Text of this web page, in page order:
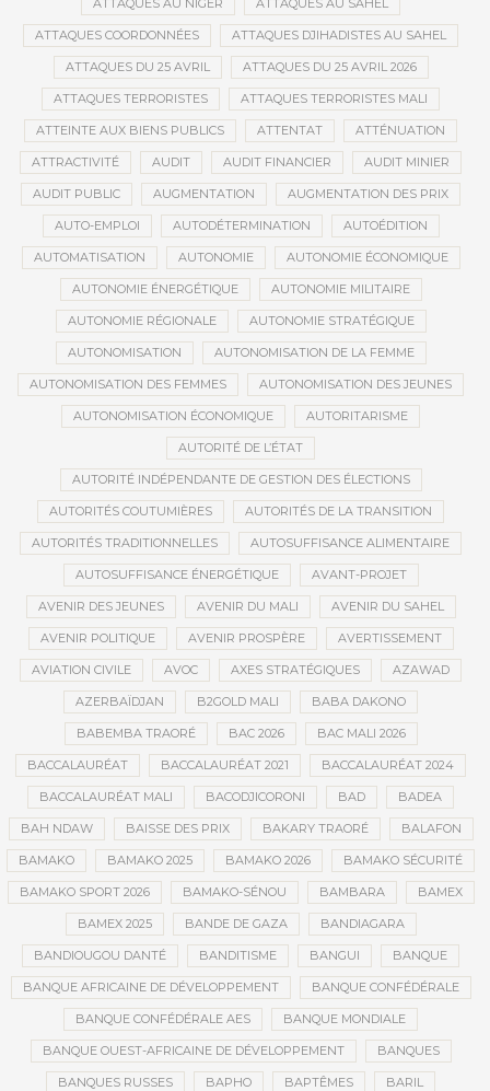
ATTAQUES AU NIGER ATTAQUES AU SAHEL
ATTAQUES COORDONNÉES ATTAQUES DJIHADISTES AU SAHEL
ATTAQUES DU 25 AVRIL ATTAQUES DU 25 AVRIL 2026
ATTAQUES TERRORISTES ATTAQUES TERRORISTES MALI
ATTEINTE AUX BIENS PUBLICS ATTENTAT ATTÉNUATION
ATTRACTIVITÉ AUDIT AUDIT FINANCIER AUDIT MINIER
AUDIT PUBLIC AUGMENTATION AUGMENTATION DES PRIX
AUTO-EMPLOI AUTODÉTERMINATION AUTOÉDITION
AUTOMATISATION AUTONOMIE AUTONOMIE ÉCONOMIQUE
AUTONOMIE ÉNERGÉTIQUE AUTONOMIE MILITAIRE
AUTONOMIE RÉGIONALE AUTONOMIE STRATÉGIQUE
AUTONOMISATION AUTONOMISATION DE LA FEMME
AUTONOMISATION DES FEMMES AUTONOMISATION DES JEUNES
AUTONOMISATION ÉCONOMIQUE AUTORITARISME
AUTORITÉ DE L’ÉTAT
AUTORITÉ INDÉPENDANTE DE GESTION DES ÉLECTIONS
AUTORITÉS COUTUMIÈRES AUTORITÉS DE LA TRANSITION
AUTORITÉS TRADITIONNELLES AUTOSUFFISANCE ALIMENTAIRE
AUTOSUFFISANCE ÉNERGÉTIQUE AVANT-PROJET
AVENIR DES JEUNES AVENIR DU MALI AVENIR DU SAHEL
AVENIR POLITIQUE AVENIR PROSPÈRE AVERTISSEMENT
AVIATION CIVILE AVOC AXES STRATÉGIQUES AZAWAD
AZERBAÏDJAN B2GOLD MALI BABA DAKONO
BABEMBA TRAORÉ BAC 2026 BAC MALI 2026
BACCALAURÉAT BACCALAURÉAT 2021 BACCALAURÉAT 2024
BACCALAURÉAT MALI BACODJICORONI BAD BADEA
BAH NDAW BAISSE DES PRIX BAKARY TRAORÉ BALAFON
BAMAKO BAMAKO 2025 BAMAKO 2026 BAMAKO SÉCURITÉ
BAMAKO SPORT 2026 BAMAKO-SÉNOU BAMBARA BAMEX
BAMEX 2025 BANDE DE GAZA BANDIAGARA
BANDIOUGOU DANTÉ BANDITISME BANGUI BANQUE
BANQUE AFRICAINE DE DÉVELOPPEMENT BANQUE CONFÉDÉRALE
BANQUE CONFÉDÉRALE AES BANQUE MONDIALE
BANQUE OUEST-AFRICAINE DE DÉVELOPPEMENT BANQUES
BANQUES RUSSES BAPHO BAPTÊMES BARIL